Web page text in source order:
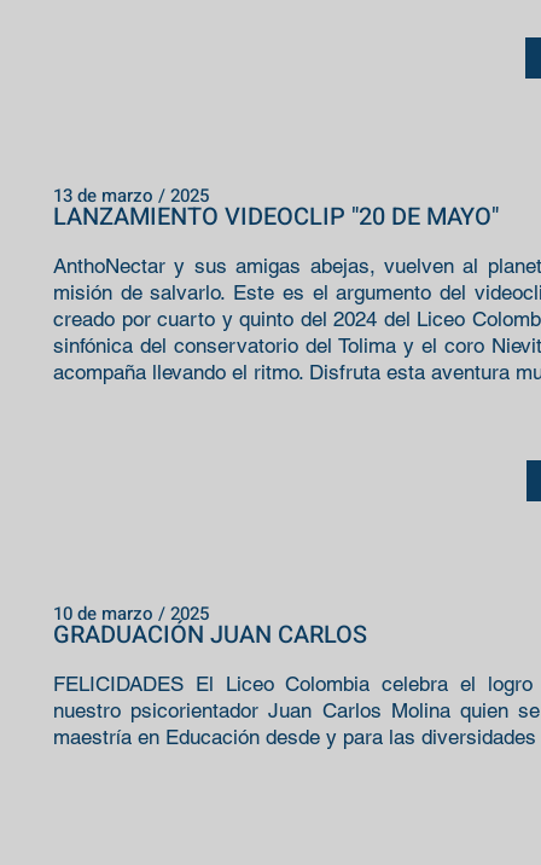
AnthoNectar y sus amigas abejas, vuelven al
misión de salvarlo. Este es el argumento del
creado por cuarto y quinto del 2024 del Liceo
sinfónica del conservatorio del Tolima y el coro
acompaña llevando el ritmo. Disfruta esta aventura
LANZAMIENTO VIDEOCLIP "20 DE MAYO"
13 de marzo / 2025
FELICIDADES El Liceo Colombia celebra el logro
nuestro psicorientador Juan Carlos Molina quien
maestría en Educación desde y para las diversidades
GRADUACIÓN JUAN CARLOS
10 de marzo / 2025